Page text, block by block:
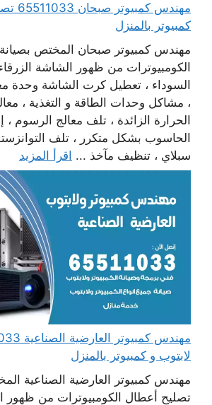
مهندس
كمبيوتر بالمنزل
مهندس كمبيوتر صبحان المختص
الكومبيوترات من ظهور الشاشة
السوداء ، تعطيل كرت الشاشة وحدة
، مشاكل وحدات الطاقة و التغذية ،
الحرارة الزائدة ، تلف معالج الرسوم ،
الحاسوب بشكل متكرر ، تلف
سبلاي ، تنظيف مآخذ ... اقرأ المزيد
لابتوب و كمبيوتر بالمنزل
مهندس كمبيوتر العارضية الصناعية
تصليح أعطال الكومبيوترات من ظهور